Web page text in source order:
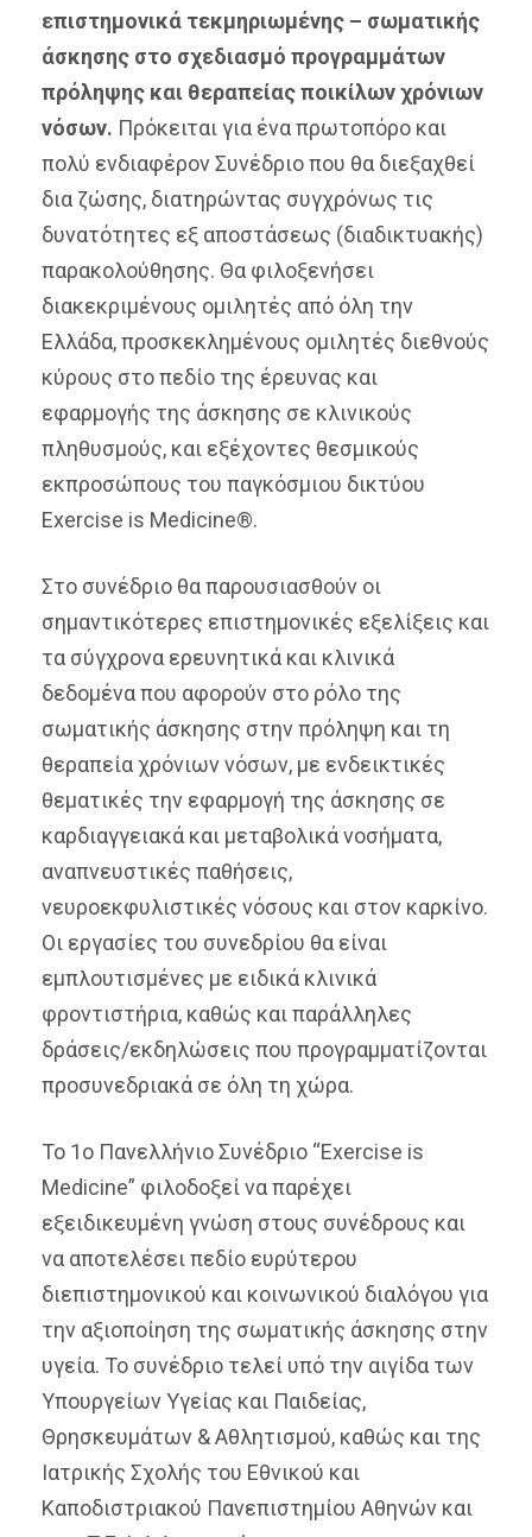
επιστημονικά τεκμηριωμένης – σωματικής
άσκησης στο σχεδιασμό προγραμμάτων
πρόληψης και θεραπείας ποικίλων χρόνιων
νόσων. Πρόκειται για ένα πρωτοπόρο και
πολύ ενδιαφέρον Συνέδριο που θα διεξαχθεί
δια ζώσης, διατηρώντας συγχρόνως τις
δυνατότητες εξ αποστάσεως (διαδικτυακής)
παρακολούθησης. Θα φιλοξενήσει
διακεκριμένους ομιλητές από όλη την
Ελλάδα, προσκεκλημένους ομιλητές διεθνούς
κύρους στο πεδίο της έρευνας και
εφαρμογής της άσκησης σε κλινικούς
πληθυσμούς, και εξέχοντες θεσμικούς
εκπροσώπους του παγκόσμιου δικτύου
Exercise is Medicine®.
Στο συνέδριο θα παρουσιασθούν οι
σημαντικότερες επιστημονικές εξελίξεις και
τα σύγχρονα ερευνητικά και κλινικά
δεδομένα που αφορούν στο ρόλο της
σωματικής άσκησης στην πρόληψη και τη
θεραπεία χρόνιων νόσων, με ενδεικτικές
θεματικές την εφαρμογή της άσκησης σε
καρδιαγγειακά και μεταβολικά νοσήματα,
αναπνευστικές παθήσεις,
νευροεκφυλιστικές νόσους και στον καρκίνο.
Οι εργασίες του συνεδρίου θα είναι
εμπλουτισμένες με ειδικά κλινικά
φροντιστήρια, καθώς και παράλληλες
δράσεις/εκδηλώσεις που προγραμματίζονται
προσυνεδριακά σε όλη τη χώρα.
Το 1o Πανελλήνιο Συνέδριο “Exercise is
Medicine” φιλοδοξεί να παρέχει
εξειδικευμένη γνώση στους συνέδρους και
να αποτελέσει πεδίο ευρύτερου
διεπιστημονικού και κοινωνικού διαλόγου για
την αξιοποίηση της σωματικής άσκησης στην
υγεία. Το συνέδριο τελεί υπό την αιγίδα των
Υπουργείων Υγείας και Παιδείας,
Θρησκευμάτων & Αθλητισμού, καθώς και της
Ιατρικής Σχολής του Εθνικού και
Καποδιστριακού Πανεπιστημίου Αθηνών και